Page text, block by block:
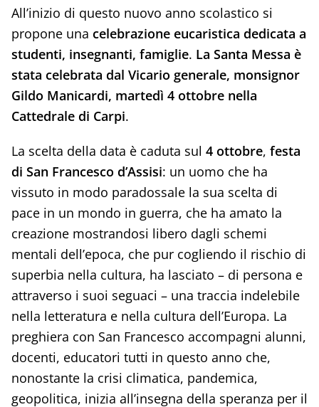
All’inizio di questo nuovo anno scolastico si
propone una celebrazione eucaristica dedicata a
studenti, insegnanti, famiglie. La Santa Messa è
stata celebrata dal Vicario generale, monsignor
Gildo Manicardi, martedì 4 ottobre nella
Cattedrale di Carpi.
La scelta della data è caduta sul 4 ottobre, festa
di San Francesco d’Assisi: un uomo che ha
vissuto in modo paradossale la sua scelta di
pace in un mondo in guerra, che ha amato la
creazione mostrandosi libero dagli schemi
mentali dell’epoca, che pur cogliendo il rischio di
superbia nella cultura, ha lasciato – di persona e
attraverso i suoi seguaci – una traccia indelebile
nella letteratura e nella cultura dell’Europa. La
preghiera con San Francesco accompagni alunni,
docenti, educatori tutti in questo anno che,
nonostante la crisi climatica, pandemica,
geopolitica, inizia all’insegna della speranza per il